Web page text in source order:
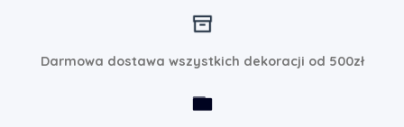
Darmowa dostawa wszystkich dekoracji od 500zł